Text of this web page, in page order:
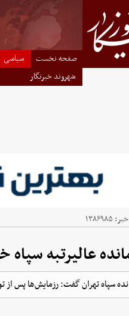
صفحه نخست سیاسی
شهروند خبرنگار
۱۳۸۶۹۸۵
عالیرتبه
سپاه تهران گفت: رزمایش‌ها پس از